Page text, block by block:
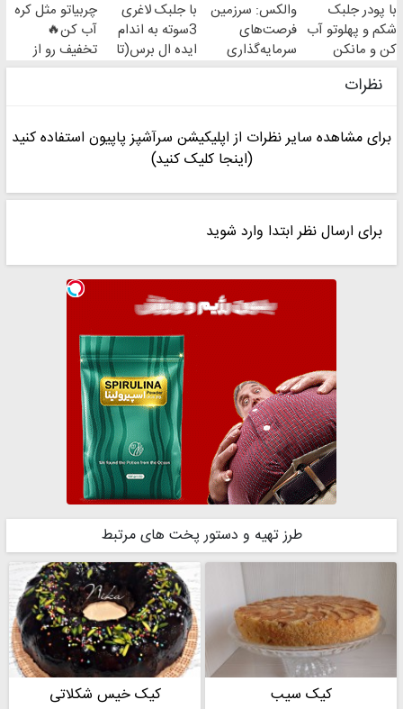
ثبت کن
با پودر جلبک
شکم و پهلوتو آب
کن و مانکن
شو(تخفیف تا
امشب)
والکس: سرزمین
فرصت‌های
سرمایه‌گذاری
دیجیتال شما
با جلبک لاغری
3سوته به اندام
ایده ال برس(تا
امشب تخفیف
چربیاتو مثل کره
آب کن🔥
تخفیف رو از
دست نده😉
نظرات
برای مشاهده سایر نظرات از اپلیکیشن سرآشپز پاپیون استفاده کنید
(اینجا کلیک کنید)
برای ارسال نظر ابتدا وارد شوید
طرز تهیه و دستور پخت های مرتبط
کیک سیب کیک خیس شکلاتی